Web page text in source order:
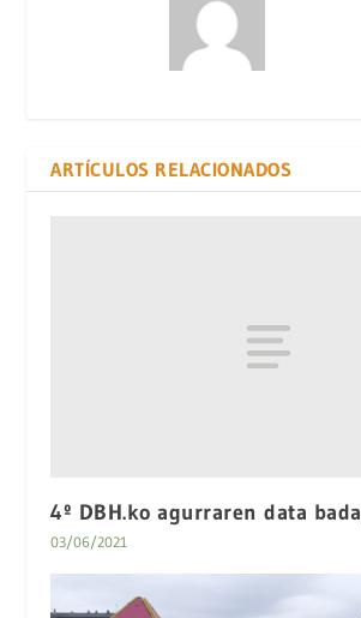
ARTÍCULOS RELACIONADOS
4º DBH.ko agurraren data
03/06/2021